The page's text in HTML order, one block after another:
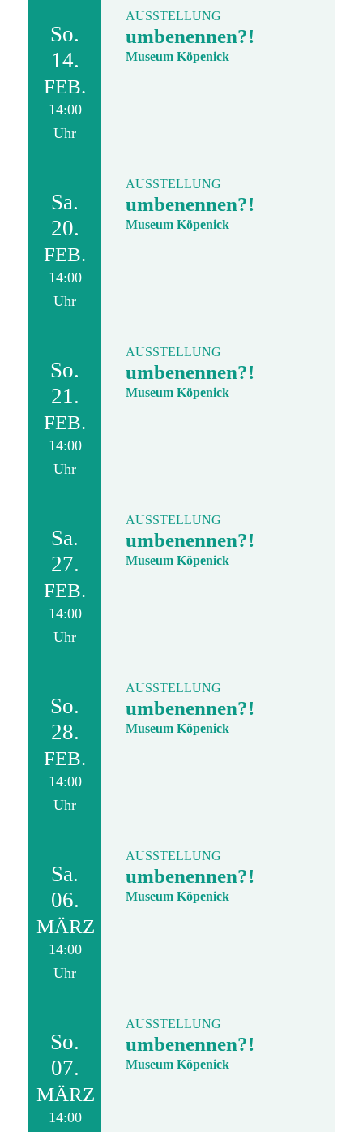
So.
14.
FEB.
14:00
Uhr
AUSSTELLUNG
umbenennen?!
Museum Köpenick
Sa.
20.
FEB.
14:00
Uhr
AUSSTELLUNG
umbenennen?!
Museum Köpenick
So.
21.
FEB.
14:00
Uhr
AUSSTELLUNG
umbenennen?!
Museum Köpenick
Sa.
27.
FEB.
14:00
Uhr
AUSSTELLUNG
umbenennen?!
Museum Köpenick
So.
28.
FEB.
14:00
Uhr
AUSSTELLUNG
umbenennen?!
Museum Köpenick
Sa.
06.
MÄRZ
14:00
Uhr
AUSSTELLUNG
umbenennen?!
Museum Köpenick
So.
07.
MÄRZ
14:00
AUSSTELLUNG
umbenennen?!
Museum Köpenick